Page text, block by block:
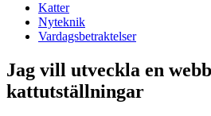
Katter
Nyteknik
Vardagsbetraktelser
Jag vill utveckla en
kattutställningar